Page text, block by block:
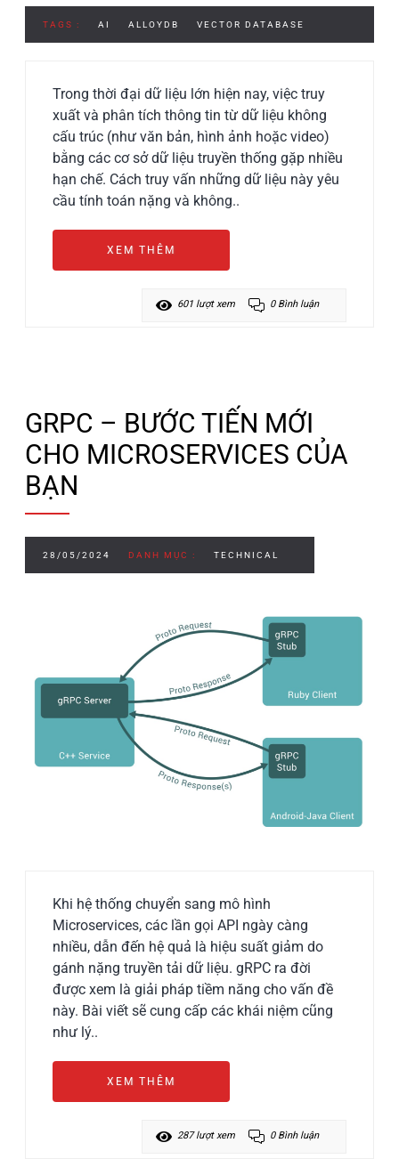
TAGS : AI ALLOYDB VECTOR DATABASE
Trong thời đại dữ liệu lớn hiện nay, việc truy
xuất và phân tích thông tin từ dữ liệu không
cấu trúc (như văn bản, hình ảnh hoặc video)
bằng các cơ sở dữ liệu truyền thống gặp nhiều
hạn chế. Cách truy vấn những dữ liệu này yêu
cầu tính toán nặng và không..
XEM THÊM
601 lượt xem 0 Bình luận
GRPC – BƯỚC TIẾN MỚI
CHO MICROSERVICES CỦA
BẠN
28/05/2024 DANH MỤC : TECHNICAL
Khi hệ thống chuyển sang mô hình
Microservices, các lần gọi API ngày càng
nhiều, dẫn đến hệ quả là hiệu suất giảm do
gánh nặng truyền tải dữ liệu. gRPC ra đời
được xem là giải pháp tiềm năng cho vấn đề
này. Bài viết sẽ cung cấp các khái niệm cũng
như lý..
XEM THÊM
287 lượt xem 0 Bình luận